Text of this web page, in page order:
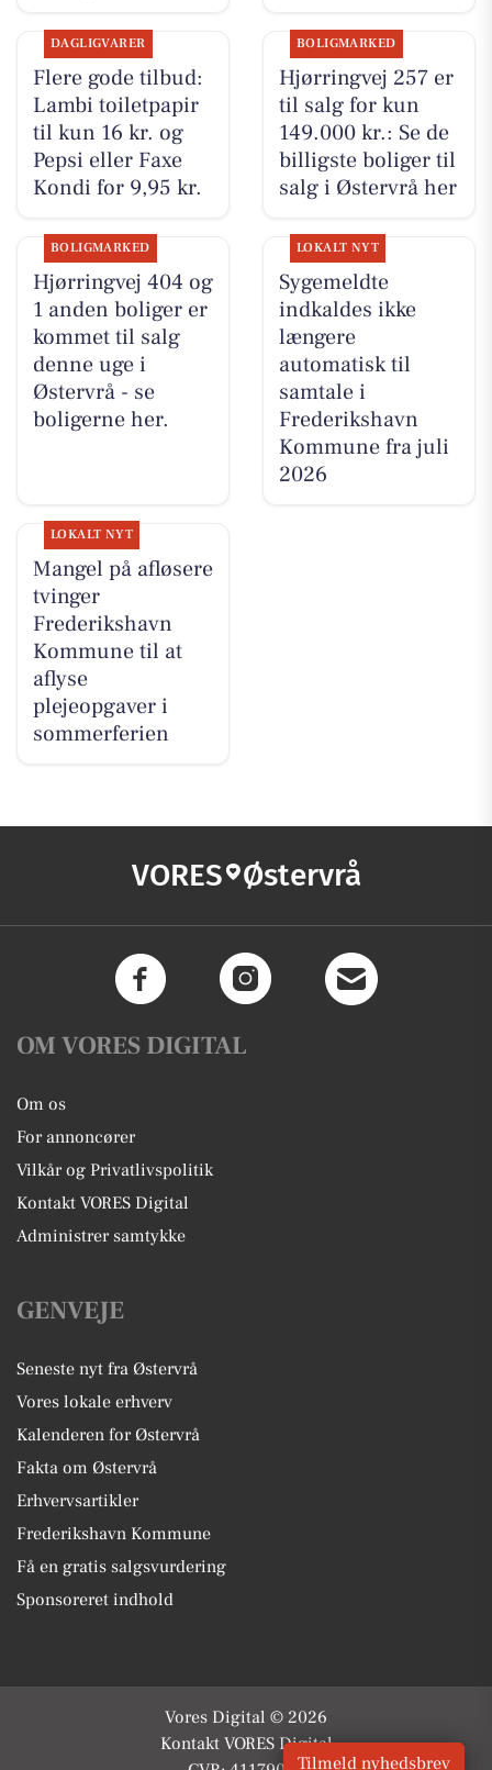
DAGLIGVARER
Flere gode tilbud:
Lambi toiletpapir
til kun 16 kr. og
Pepsi eller Faxe
Kondi for 9,95 kr.
BOLIGMARKED
Hjørringvej 257 er
til salg for kun
149.000 kr.: Se de
billigste boliger til
salg i Østervrå her
BOLIGMARKED
Hjørringvej 404 og
1 anden boliger er
kommet til salg
denne uge i
Østervrå - se
boligerne her.
LOKALT NYT
Sygemeldte
indkaldes ikke
længere
automatisk til
samtale i
Frederikshavn
Kommune fra juli
2026
LOKALT NYT
Mangel på afløsere
tvinger
Frederikshavn
Kommune til at
aflyse
plejeopgaver i
sommerferien
VORES Østervrå
OM VORES DIGITAL
Om os
For annoncører
Vilkår og Privatlivspolitik
Kontakt VORES Digital
Administrer samtykke
GENVEJE
Seneste nyt fra Østervrå
Vores lokale erhverv
Kalenderen for Østervrå
Fakta om Østervrå
Erhvervsartikler
Frederikshavn Kommune
Få en gratis salgsvurdering
Sponsoreret indhold
Vores Digital © 2026
Kontakt VORES Digital
Tilmeld nyhedsbrev